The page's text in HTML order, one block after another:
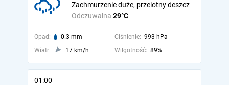
Odczuwalna 29°C
Zachmurzenie duże, przelotny deszcz
Opad: 0.3 mm Ciśnienie: 993 hPa
Wiatr:
17 km/h Wilgotność: 89%
01:00